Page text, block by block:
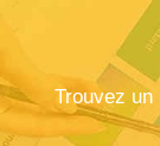
Trouvez un